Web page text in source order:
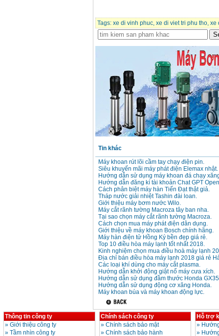
Tags: xe di vinh phuc, xe di viet tri phu tho, xe
Tin khác
Máy khoan rút lõi cầm tay chạy điện pin.
Siêu khuyến mãi máy phát điện Elemax nhật.
Hướng dẫn sử dụng máy khoan đá chạy
Hướng dẫn đăng kí tài khoản Chat GPT
Cách phân biệt máy hàn Tiến Đạt thật giả.
Tháp nước giải nhiệt Tashin đài loan.
Giới thiệu máy bơm nước Wilo.
Máy cắt rãnh tường Macroza tây ban nha.
Tại sao chọn máy cắt rãnh tường Macroza.
Cách chọn mua máy phát điện dân dụng.
Giới thiệu về máy khoan Bosch chính hãng.
Máy hàn điện tử Hồng Ký bền đẹp giá rẻ.
Top 10 điều hòa máy lạnh tốt nhất 2018.
Kinh nghiệm chọn mua điều hoà máy lạnh
Địa chỉ bán điều hòa máy lạnh 2018 giá rẻ
Các loại khí dùng cho máy cắt plasma.
Hướng dẫn khởi động giật nổ máy cưa xích.
Hướng dẫn sử dụng đầm thước Honda
Hướng dẫn sử dụng động cơ xăng Honda.
Máy khoan búa và máy khoan động lực.
Thông tin công ty
» Giới thiệu công ty
» Tầm nhìn công ty
Chính sách công ty
» Chính sách bảo mật
» Chính sách bảo hành
Hỗ trợ
»
»